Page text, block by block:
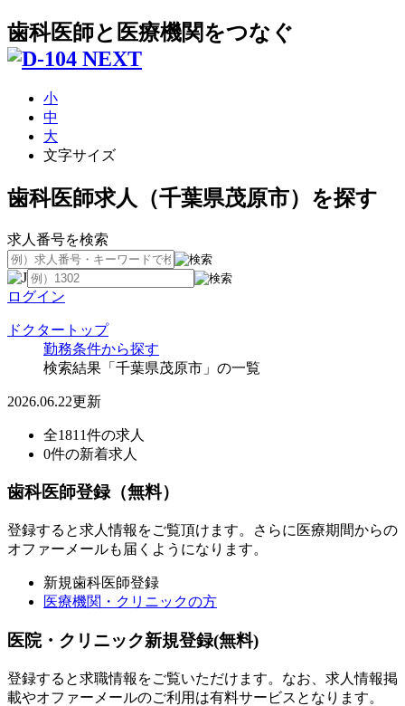
歯科医師と医療機関をつなぐ
小
中
大
文字サイズ
歯科医師求人（千葉県茂原市）を探す
求人番号を検索
ログイン
ドクタートップ
勤務条件から探す
検索結果「千葉県茂原市」の一覧
2026.06.22更新
全1811件の求人
0件の新着求人
歯科医師登録（無料）
登録すると求人情報をご覧頂けます。さらに医療期間からの
オファーメールも届くようになります。
新規歯科医師登録
医療機関・クリニックの方
医院・クリニック新規登録(無料)
登録すると求職情報をご覧いただけます。なお、求人情報掲
載やオファーメールのご利用は有料サービスとなります。